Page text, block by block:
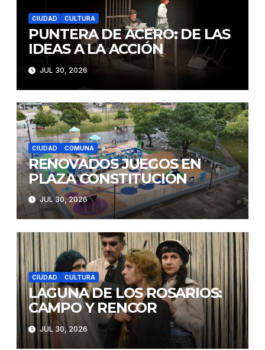
CIUDAD CULTURA
PUNTERA DE ACERO: DE LAS
IDEAS A LA ACCIÓN
JUL 30, 2026
CIUDAD COMUNA
RENOVADOS JUEGOS EN
PLAZA CONSTITUCIÓN
JUL 30, 2026
CIUDAD CULTURA
LAGUNA DE LOS ROSARIOS:
CAMPO Y RENCOR
JUL 30, 2026